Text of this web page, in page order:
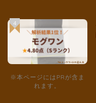
※本ページにはPRが含ま
れます。
4